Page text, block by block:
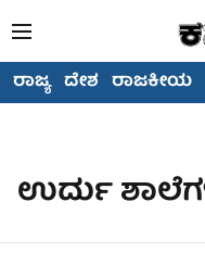
ರಾಜ್ಯ ದೇಶ ರಾಜಕೀಯ
ಉರ್ದು